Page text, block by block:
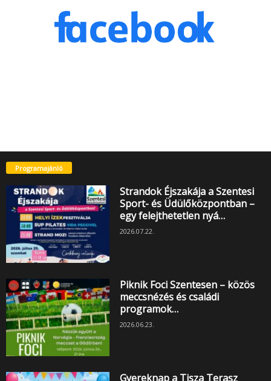
Programajánló
Strandok Éjszakája a Szentesi
Sport- és Üdülőközpontban –
egy felejthetetlen nyá…
2026.07.22.
Piknik Foci Szentesen – közös
meccsnézés és családi
programok…
2026.06.23.
Gyereknap a Tisza Terasz